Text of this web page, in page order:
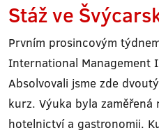
Stáž ve
Prvním prosincovým
International Management
Absolvovali jsme zde
kurz. Výuka byla
hotelnictví a gastronomii.